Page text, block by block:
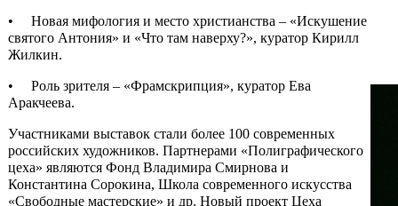
• Новая мифология и место христианства – «Искушение
святого Антония» и «Что там наверху?», куратор Кирилл
Жилкин.
• Роль зрителя – «Фрамскрипция», куратор Ева
Аракчеева.
Участниками выставок стали более 100 современных
российских художников. Партнерами «Полиграфического
цеха» являются Фонд Владимира Смирнова и
Константина Сорокина, Школа современного искусства
«Свободные мастерские» и др. Новый проект Цеха